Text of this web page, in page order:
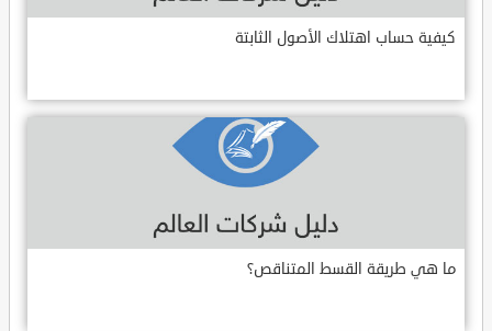
كيفية حساب اهتلاك الأصول الثابتة
ما هي طريقة القسط المتناقص؟